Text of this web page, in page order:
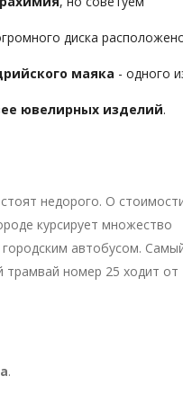
диска
маяка - одного
ювелирных изделий.
недорого. О
курсирует множество
автобусом.
трамвай номер 25 ходит от
.